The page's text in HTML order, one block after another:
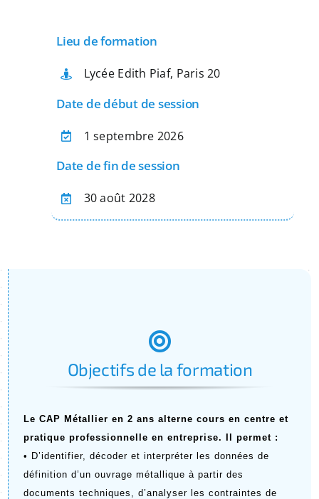
Bilan de Compétences
Notre Réseau
Lieu de formation
Lycée Edith Piaf, Paris 20
Date de début de session
1 septembre 2026
Date de fin de session
30 août 2028
Objectifs de la formation
Le CAP Métallier en 2 ans alterne cours en centre et
pratique professionnelle en entreprise. Il permet :
• D’identifier, décoder et interpréter les données de
définition d’un ouvrage métallique à partir des
documents techniques, d’analyser les contraintes de